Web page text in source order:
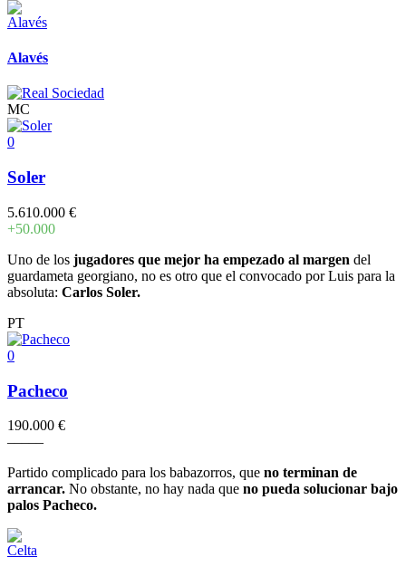
Alavés
MC
0
Soler
5.610.000 €
+50.000
Uno de los jugadores que mejor ha empezado al margen del
guardameta georgiano, no es otro que el convocado por Luis para la
absoluta: Carlos Soler.
PT
0
Pacheco
190.000 €
–––––
Partido complicado para los babazorros, que no terminan de
arrancar. No obstante, no hay nada que no pueda solucionar bajo
palos Pacheco.